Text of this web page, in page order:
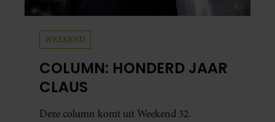
WEEKEND
COLUMN: HONDERD JAAR
CLAUS
Deze column komt uit Weekend 32.